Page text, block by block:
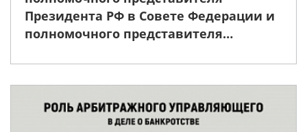
Президента РФ в Совете Федерации и
полномочного представителя
Думе. Уточняется, что полномочный
представитель Президента РФ в
Совете Федерации представляет
кандидатуры на д